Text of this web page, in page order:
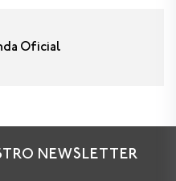
frescos para moverte
Oficial
NEWSLETTER